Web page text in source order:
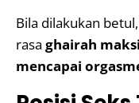
Bila dilakukan
rasa ghairah
mencapai